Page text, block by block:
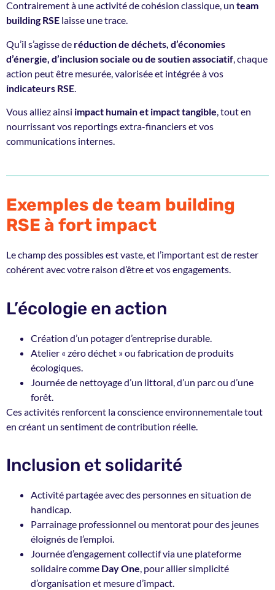
Contrairement à une activité de cohésion classique, un team
building RSE laisse une trace.
Qu’il s’agisse de réduction de déchets, d’économies
d’énergie, d’inclusion sociale ou de soutien associatif , chaque
action peut être mesurée, valorisée et intégrée à vos
indicateurs RSE
Vous alliez ainsi impact humain et impact tangible, tout en
nourrissant vos reportings extra-financiers et vos
communications internes.
Exemples de team building
RSE à fort impact
Le champ des possibles est vaste, et l’important est de rester
cohérent avec votre raison d’être et vos engagements.
L’écologie en action
Création d’un potager d’entreprise durable.
Atelier « zéro déchet » ou fabrication de produits
écologiques.
Journée de nettoyage d’un littoral, d’un parc ou d’une
forêt.
Ces activités renforcent la conscience environnementale tout
en créant un sentiment de contribution réelle.
Inclusion et solidarité
Activité partagée avec des personnes en situation de
handicap.
Parrainage professionnel ou mentorat pour des jeunes
éloignés de l’emploi.
Journée d’engagement collectif via une plateforme
solidaire comme Day One, pour allier simplicité
d’organisation et mesure d’impact.